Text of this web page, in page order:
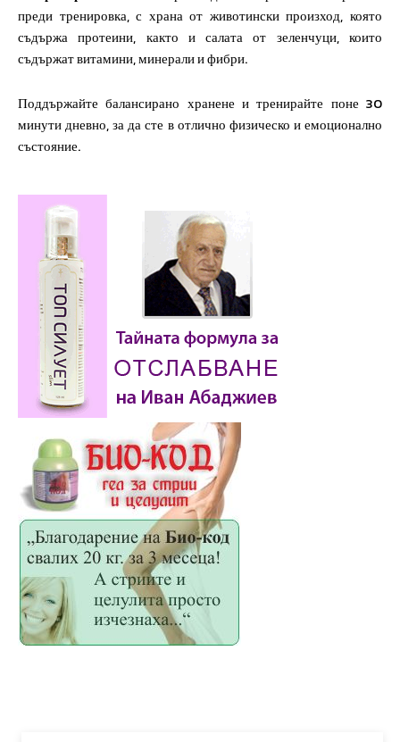
преди тренировка, с храна от животински произход, която
съдържа протеини, както и салата от зеленчуци, които
съдържат витамини, минерали и фибри.
Поддържайте балансирано хранене и тренирайте поне 30
минути дневно, за да сте в отлично физическо и емоционално
състояние.